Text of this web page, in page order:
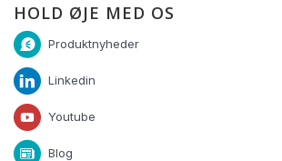
HOLD ØJE MED OS
Produktnyheder
Linkedin
Youtube
Blog